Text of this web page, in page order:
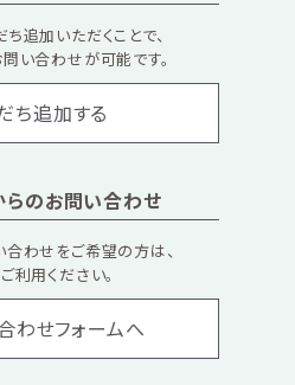
追加いただくことで、
い合わせが可能です。
ち追加する
らのお問い合わせ
わせをご希望の方は、
利用ください。
わせフォームへ